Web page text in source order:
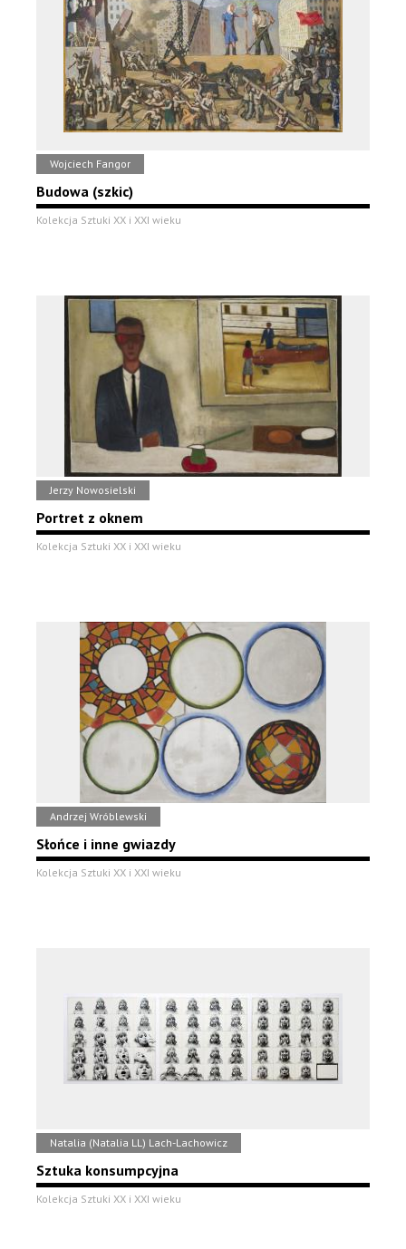
Wojciech Fangor
Budowa (szkic)
Kolekcja Sztuki XX i XXI wieku
Jerzy Nowosielski
Portret z oknem
Kolekcja Sztuki XX i XXI wieku
Andrzej Wróblewski
Słońce i inne gwiazdy
Kolekcja Sztuki XX i XXI wieku
Natalia (Natalia LL) Lach-Lachowicz
Sztuka konsumpcyjna
Kolekcja Sztuki XX i XXI wieku